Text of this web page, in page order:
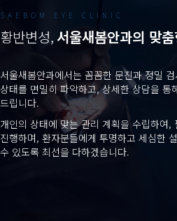
SAEBOM EYE CLINIC
황반변성, 서울새봄안과의 맞
서울새봄안과에서는 꼼꼼한 문진과 정밀
상태를 면밀히 파악하고, 상세한 상담을 통
드립니다.
개인의 상태에 맞는 관리 계획을 수립하여,
진행하며, 환자분들에게 투명하고 세심한
수 있도록 최선을 다하겠습니다.